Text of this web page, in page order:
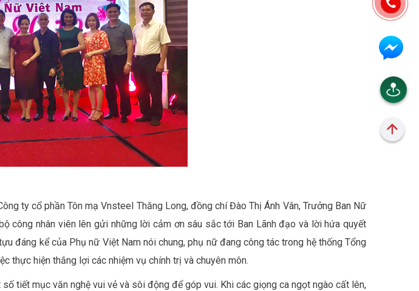
ty cổ phần Tôn mạ Vnsteel Thăng Long, đồng chí Đào Thị Ánh Vân, Trưởng Ban Nữ
công nhân viên lên gửi những lời cảm ơn sâu sắc tới Ban Lãnh đạo và lời hứa quyết
đáng kể của Phụ nữ Việt Nam nói chung, phụ nữ đang công tác trong hệ thống Tổng
thực hiện thắng lợi các nhiệm vụ chính trị và chuyên môn.
tiết mục văn nghệ vui vẻ và sôi động để góp vui. Khi các giọng ca ngọt ngào cất lên,